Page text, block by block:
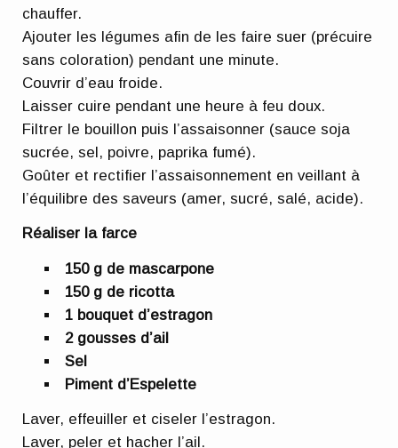
chauffer.
Ajouter les légumes afin de les faire suer (précuire
sans coloration) pendant une minute.
Couvrir d’eau froide.
Laisser cuire pendant une heure à feu doux.
Filtrer le bouillon puis l’assaisonner (sauce soja
sucrée, sel, poivre, paprika fumé).
Goûter et rectifier l’assaisonnement en veillant à
l’équilibre des saveurs (amer, sucré, salé, acide).
Réaliser la farce
150 g de mascarpone
150 g de ricotta
1 bouquet d’estragon
2 gousses d’ail
Sel
Piment d’Espelette
Laver, effeuiller et ciseler l’estragon.
Laver, peler et hacher l’ail.